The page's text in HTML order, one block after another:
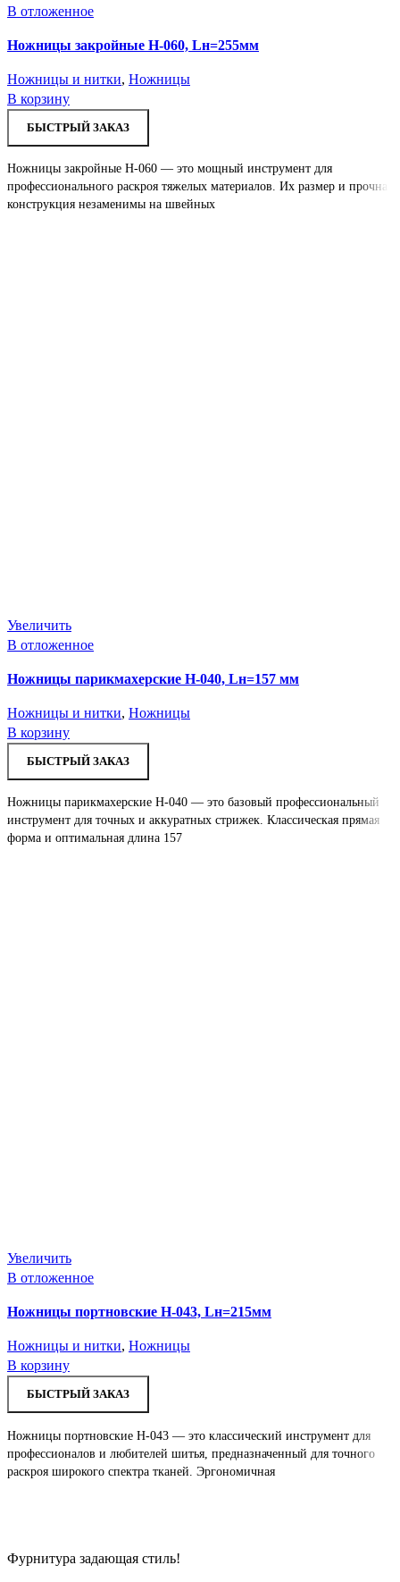
В отложенное
Ножницы закройные H-060, Lн=255мм
Ножницы и нитки, Ножницы
В корзину
БЫСТРЫЙ ЗАКАЗ
Ножницы закройные H-060 — это мощный инструмент для
профессионального раскроя тяжелых материалов. Их размер и прочная
конструкция незаменимы на швейных
Увеличить
В отложенное
Ножницы парикмахерские H-040, Lн=157 мм
Ножницы и нитки, Ножницы
В корзину
БЫСТРЫЙ ЗАКАЗ
Ножницы парикмахерские H-040 — это базовый профессиональный
инструмент для точных и аккуратных стрижек. Классическая прямая
форма и оптимальная длина 157
Увеличить
В отложенное
Ножницы портновские H-043, Lн=215мм
Ножницы и нитки, Ножницы
В корзину
БЫСТРЫЙ ЗАКАЗ
Ножницы портновские H-043 — это классический инструмент для
профессионалов и любителей шитья, предназначенный для точного
раскроя широкого спектра тканей. Эргономичная
Фурнитура задающая стиль!